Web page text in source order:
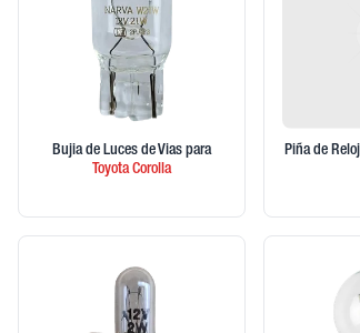
Bujia de Luces de Vias para
ToyotaCorolla
Piña de Reloj